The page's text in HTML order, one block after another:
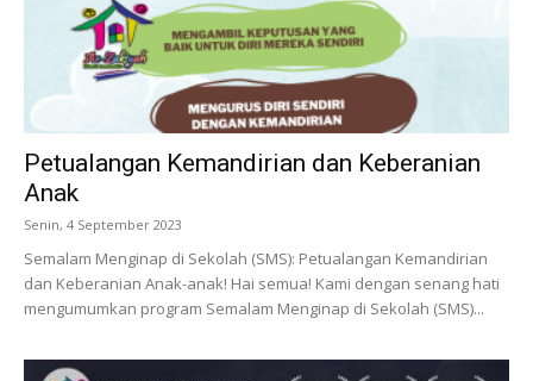
Petualangan Kemandirian dan Keberanian
Anak
Senin, 4 September 2023
Semalam Menginap di Sekolah (SMS): Petualangan Kemandirian
dan Keberanian Anak-anak! Hai semua! Kami dengan senang hati
mengumumkan program Semalam Menginap di Sekolah (SMS)...